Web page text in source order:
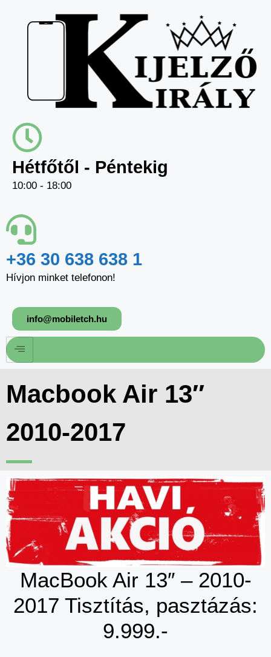
Hétfőtől - Péntekig
10:00 - 18:00
+36 30 638 638 1
Hívjon minket telefonon!
info@mobiletch.hu
Macbook Air 13″
2010-2017
MacBook Air 13″ – 2010-
2017 Tisztítás, pasztázás:
9.999.-